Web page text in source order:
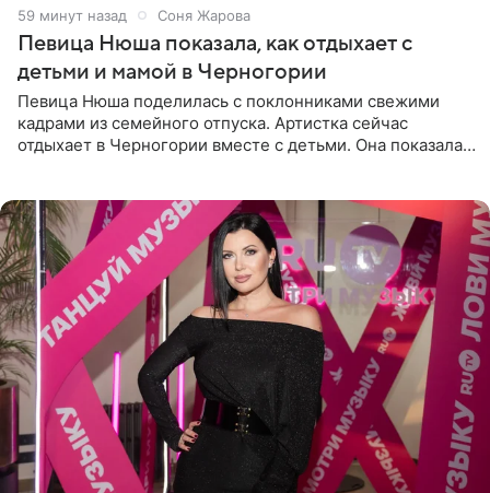
59 минут назад Соня Жарова
Певица Нюша показала, как отдыхает с
детьми и мамой в Черногории
Певица Нюша поделилась с поклонниками свежими
кадрами из семейного отпуска. Артистка сейчас
отдыхает в Черногории вместе с детьми. Она показала,